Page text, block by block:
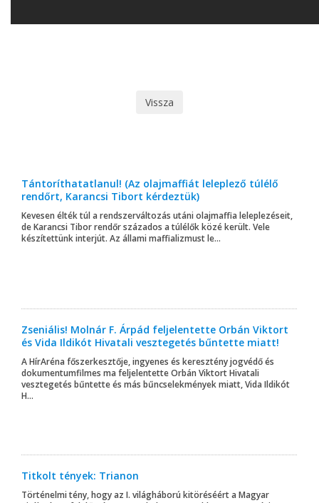
Vissza
Tántoríthatatlanul! (Az olajmaffiát leleplező túlélő
rendőrt, Karancsi Tibort kérdeztük)
Kevesen élték túl a rendszerváltozás utáni olajmaffia leleplezéseit,
de Karancsi Tibor rendőr százados a túlélők közé került. Vele
készítettünk interjút. Az állami maffializmust le...
Zseniális! Molnár F. Árpád feljelentette Orbán Viktort
és Vida Ildikót Hivatali vesztegetés bűntette miatt!
A HírAréna főszerkesztője, ingyenes és keresztény jogvédő és
dokumentumfilmes ma feljelentette Orbán Viktort Hivatali
vesztegetés bűntette és más bűncselekmények miatt, Vida Ildikót
H...
Titkolt tények: Trianon
Történelmi tény, hogy az I. világháború kitöréséért a Magyar